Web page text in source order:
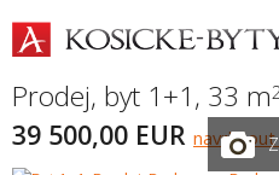
Prodej, byt 1+1, 33 m
39 500,00 EUR navrhnout